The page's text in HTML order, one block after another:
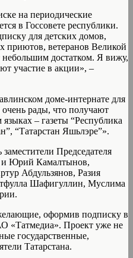
на периодические
в Госсовете республики.
для детских домов,
приютов, ветеранов Великой
достатком. Я вижу,
участие в акции», –
доме-интернате для
рады, что получают
– газеты “Республика
“Татарстан Яшьлэре”».
Председателя
и Юрий Камалтынов,
Абдульзянов, Разия
Шафигуллин, Муслима
оформив подписку в
«Татмедиа». Проект уже не
государственные,
Татарстана.